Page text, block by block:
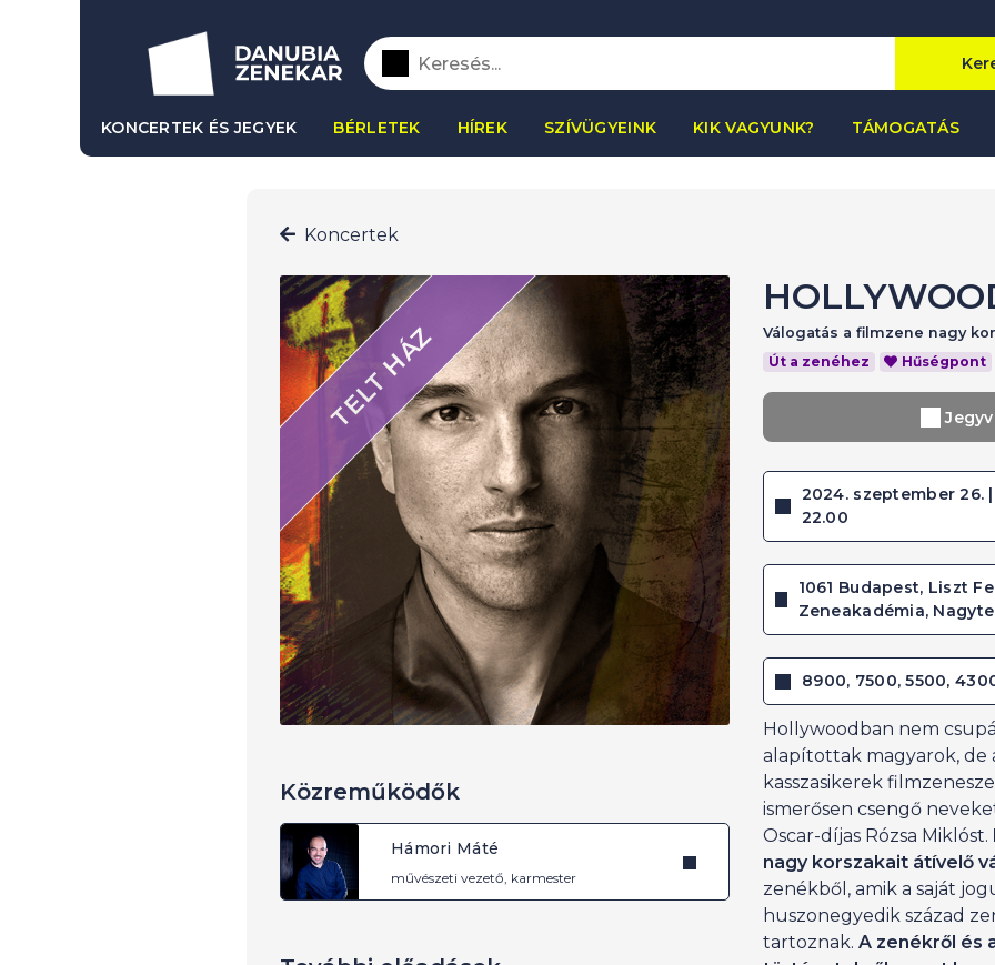
KONCERTEK ÉS JEGYEK BÉRLETEK HÍREK SZÍVÜGYEINK KIK VAGYUNK? TÁMOGATÁS
Koncertek
TELT HÁZ
Közreműködők
Hámori Máté
művészeti vezető, karmester
Válogatás a filmzene nagy
Út a zenéhez
Hűségpont
2024. szeptember 26.
22.00
1061 Budapest, Liszt
Zeneakadémia,
8900, 7500, 5500,
Hollywoodban nem
alapítottak magyarok, de
kasszasikerek
ismerősen csengő
Oscar-díjas Rózsa Miklóst.
nagy korszakait átívelő
zenékből, amik a saját
huszonegyedik század
tartoznak. A zenékről és